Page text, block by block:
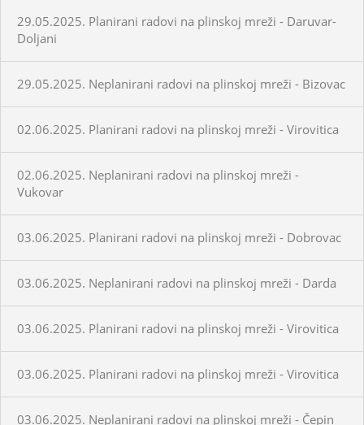
29.05.2025. Planirani radovi na plinskoj mreži - Daruvar-
Doljani
29.05.2025. Neplanirani radovi na plinskoj mreži - Bizovac
02.06.2025. Planirani radovi na plinskoj mreži - Virovitica
02.06.2025. Neplanirani radovi na plinskoj mreži -
Vukovar
03.06.2025. Planirani radovi na plinskoj mreži - Dobrovac
03.06.2025. Neplanirani radovi na plinskoj mreži - Darda
03.06.2025. Planirani radovi na plinskoj mreži - Virovitica
03.06.2025. Planirani radovi na plinskoj mreži - Virovitica
03.06.2025. Neplanirani radovi na plinskoj mreži - Čepin